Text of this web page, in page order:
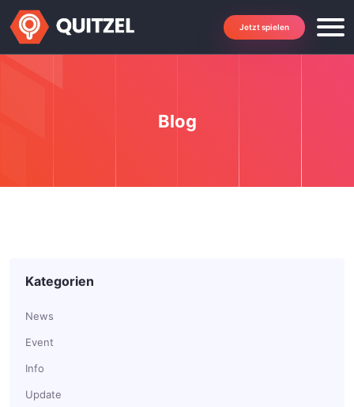
Jetzt spielen
Blog
Kategorien
News
Event
Info
Update